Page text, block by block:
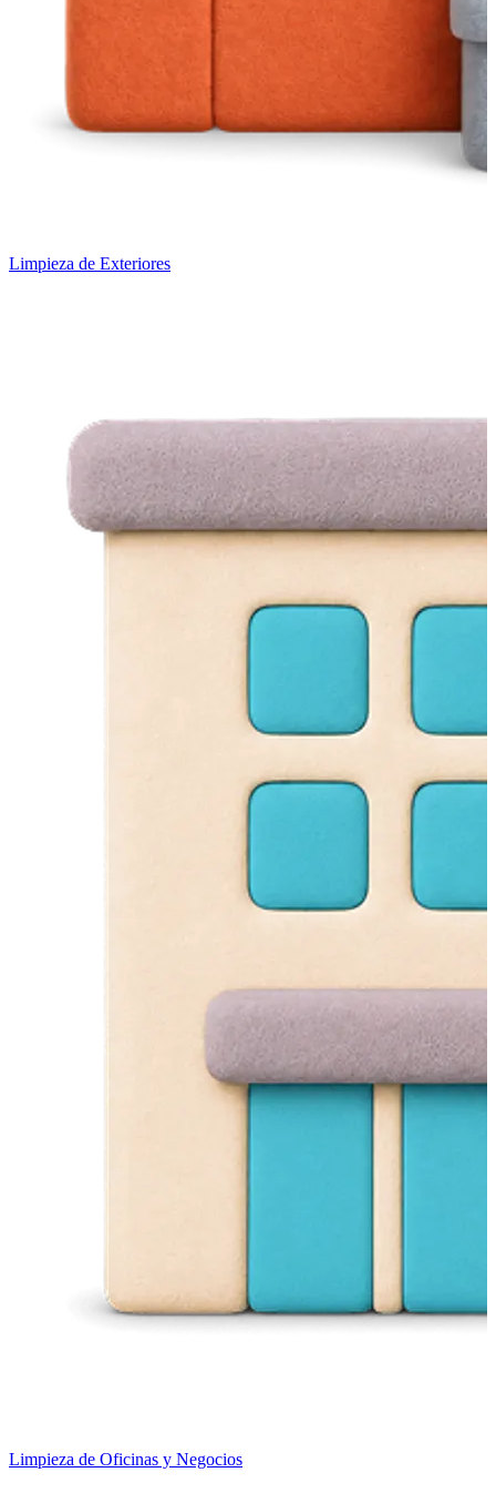
Limpieza de Exteriores
Limpieza de Oficinas y Negocios